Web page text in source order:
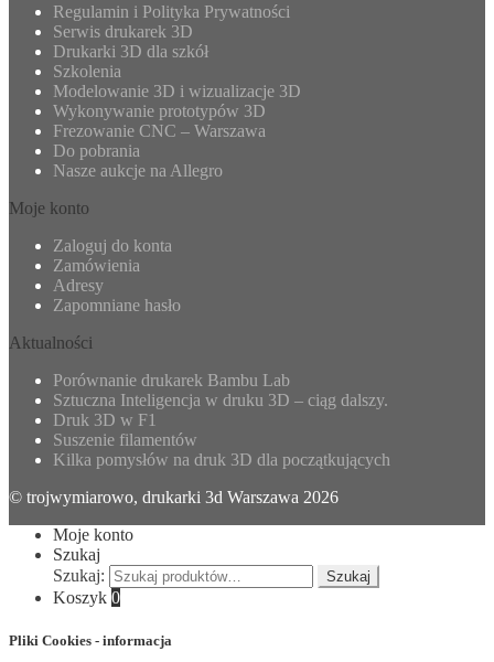
Regulamin i Polityka Prywatności
Serwis drukarek 3D
Drukarki 3D dla szkół
Szkolenia
Modelowanie 3D i wizualizacje 3D
Wykonywanie prototypów 3D
Frezowanie CNC – Warszawa
Do pobrania
Nasze aukcje na Allegro
Moje konto
Zaloguj do konta
Zamówienia
Adresy
Zapomniane hasło
Aktualności
Porównanie drukarek Bambu Lab
Sztuczna Inteligencja w druku 3D – ciąg dalszy.
Druk 3D w F1
Suszenie filamentów
Kilka pomysłów na druk 3D dla początkujących
© trojwymiarowo, drukarki 3d Warszawa 2026
Moje konto
Szukaj
Szukaj:
Szukaj
Koszyk 0
Pliki Cookies - informacja